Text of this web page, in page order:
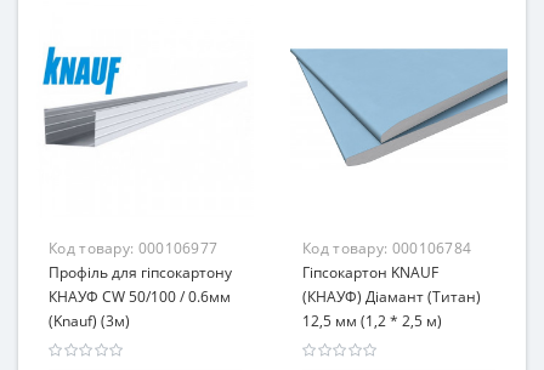
Код товару: 000106977
Профіль для гіпсокартону
КНАУФ CW 50/100 / 0.6мм
(Knauf) (3м)
Код товару: 000106784
Гіпсокартон KNAUF
(КНАУФ) Діамант (Титан)
12,5 мм (1,2 * 2,5 м)